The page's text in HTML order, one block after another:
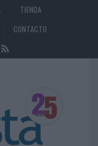
TIENDA
CONTACTO